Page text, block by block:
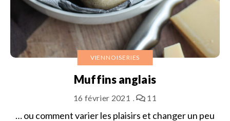
VIENNOISERIES
Muffins anglais
16 février 2021 11
… ou comment varier les plaisirs et changer un peu